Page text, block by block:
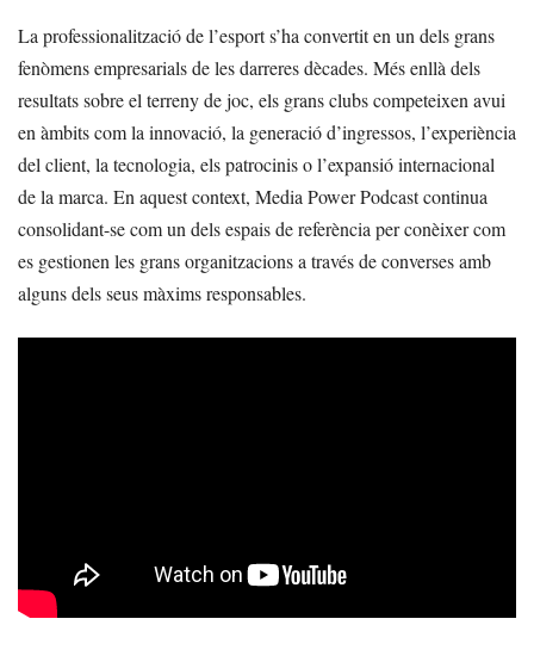
La professionalització de l’esport s’ha convertit en un dels grans
fenòmens empresarials de les darreres dècades. Més enllà dels
resultats sobre el terreny de joc, els grans clubs competeixen avui
en àmbits com la innovació, la generació d’ingressos, l’experiència
del client, la tecnologia, els patrocinis o l’expansió internacional
de la marca. En aquest context, Media Power Podcast continua
consolidant-se com un dels espais de referència per conèixer com
es gestionen les grans organitzacions a través de converses amb
alguns dels seus màxims responsables.